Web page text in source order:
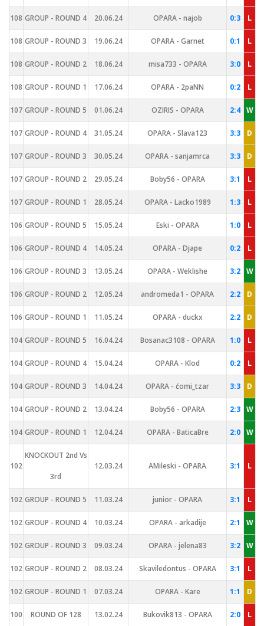
108 GROUP - ROUND 4 20.06.24 OPARA - najob 0:3 L
108 GROUP - ROUND 3 19.06.24 OPARA - Garnet 0:1 L
108 GROUP - ROUND 2 18.06.24 misa733 - OPARA 3:0 L
108 GROUP - ROUND 1 17.06.24 OPARA - 2paNN 0:2 L
107 GROUP - ROUND 5 01.06.24 OZIRIS - OPARA 2:4 W
107 GROUP - ROUND 4 31.05.24 OPARA - Slava123 3:3 D
107 GROUP - ROUND 3 30.05.24 OPARA - sanjamrca 3:3 D
107 GROUP - ROUND 2 29.05.24 Boby56 - OPARA 3:1 L
107 GROUP - ROUND 1 28.05.24 OPARA - Lacko1989 1:3 L
106 GROUP - ROUND 5 15.05.24 Eski - OPARA 1:0 L
106 GROUP - ROUND 4 14.05.24 OPARA - Djape 0:2 L
106 GROUP - ROUND 3 13.05.24 OPARA - Weklishe 3:2 W
106 GROUP - ROUND 2 12.05.24 andromeda1 - OPARA 2:2 D
106 GROUP - ROUND 1 11.05.24 OPARA - duckx 2:2 D
104 GROUP - ROUND 5 16.04.24 Bosanac3108 - OPARA 1:0 L
104 GROUP - ROUND 4 15.04.24 OPARA - Klod 0:2 L
104 GROUP - ROUND 3 14.04.24 OPARA - ćomi_tzar 3:3 D
104 GROUP - ROUND 2 13.04.24 Boby56 - OPARA 2:3 W
104 GROUP - ROUND 1 12.04.24 OPARA - BaticaBre 2:0 W
102
KNOCKOUT 2nd Vs
3rd
12.03.24 AMileski - OPARA 3:1 L
102 GROUP - ROUND 5 11.03.24 junior - OPARA 3:1 L
102 GROUP - ROUND 4 10.03.24 OPARA - arkadije 2:1 W
102 GROUP - ROUND 3 09.03.24 OPARA - jelena83 3:2 W
102 GROUP - ROUND 2 08.03.24 Skaviledontus - OPARA 3:1 L
102 GROUP - ROUND 1 07.03.24 OPARA - Kare 1:1 D
100 ROUND OF 128 13.02.24 Bukovik813 - OPARA 2:0 L